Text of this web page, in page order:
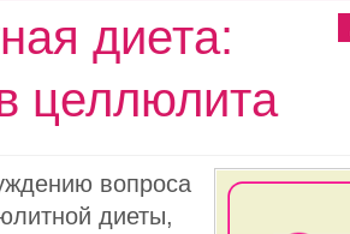
диета:
целлюлита
вопроса
диеты,